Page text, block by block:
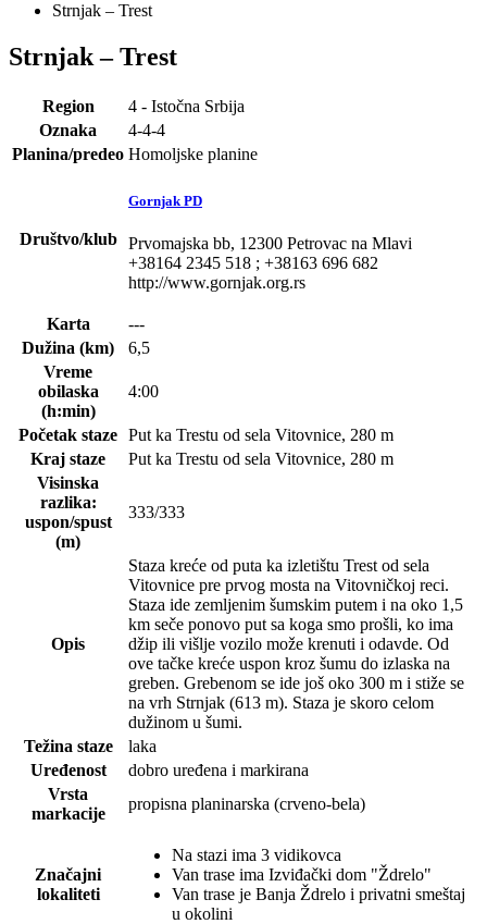
Strnjak – Trest
Strnjak – Trest
Region
4 - Istočna Srbija
Oznaka
4-4-4
Planina/predeo Homoljske planine
Društvo/klub
Gornjak PD
Prvomajska bb, 12300 Petrovac na Mlavi
+38164 2345 518 ; +38163 696 682
http://www.gornjak.org.rs
Karta
---
Dužina (km)
6,5
Vreme
obilaska
(h:min)
4:00
Početak staze Put ka Trestu od sela Vitovnice, 280 m
Kraj staze
Put ka Trestu od sela Vitovnice, 280 m
Visinska
razlika:
uspon/spust
(m)
333/333
Opis
Staza kreće od puta ka izletištu Trest od sela
Vitovnice pre prvog mosta na Vitovničkoj reci.
Staza ide zemljenim šumskim putem i na oko 1,5
km seče ponovo put sa koga smo prošli, ko ima
džip ili višlje vozilo može krenuti i odavde. Od
ove tačke kreće uspon kroz šumu do izlaska na
greben. Grebenom se ide još oko 300 m i stiže se
na vrh Strnjak (613 m). Staza je skoro celom
dužinom u šumi.
Težina staze
laka
Uređenost
dobro uređena i markirana
Vrsta
markacije
propisna planinarska (crveno-bela)
Značajni
lokaliteti
Na stazi ima 3 vidikovca
Van trase ima Izviđački dom "Ždrelo"
Van trase je Banja Ždrelo i privatni smeštaj
u okolini